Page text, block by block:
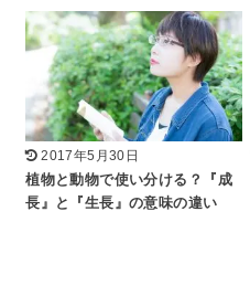
2017年5月30日
植物と動物で使い分ける？『成
長』と『生長』の意味の違い